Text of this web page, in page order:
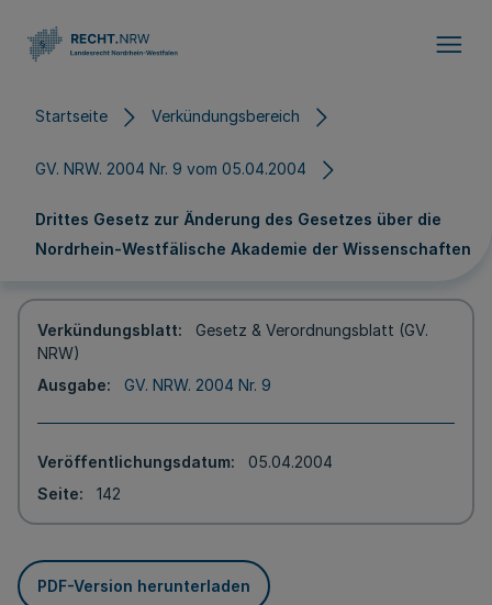
Startseite Verkündungsbereich
GV. NRW. 2004 Nr. 9 vom 05.04.2004
Drittes Gesetz zur Änderung des Gesetzes über die
Nordrhein-Westfälische Akademie der Wissenschaften
Verkündungsblatt
Gesetz & Verordnungsblatt (GV.
NRW)
Ausgabe
GV. NRW. 2004 Nr. 9
Veröffentlichungsdatum
05.04.2004
Seite
142
PDF-Version herunterladen